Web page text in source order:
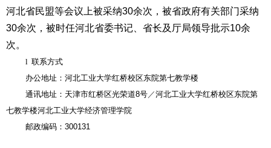
河北省民盟等会议上被采纳30余次，被省政府有关部门采纳
30余次，被时任河北省委书记、省长及厅局领导批示10余
次。
l 联系方式
办公地址： 河北工业大学红桥校区东院第七教学楼
通讯地址： 天津市红桥区光荣道8号／河北工业大学红桥校区东院第
七教学楼河北工业大学经济管理学院
邮政编码： 300131